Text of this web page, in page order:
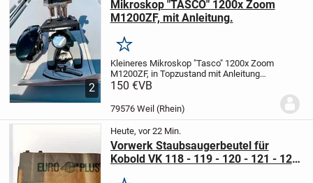
2
Mikroskop "TASCO" 1200x Zoom
M1200ZF, mit Anleitung.
Merken
Kleineres Mikroskop "Tasco" 1200x Zoom
M1200ZF, in Topzustand mit Anleitung
und Zubehör. Selten gebraucht.
150 €VB
79576 Weil (Rhein)
Heute, vor 22 Min.
Vorwerk Staubsaugerbeutel für
Kobold VK 118 - 119 - 120 - 121 - 122